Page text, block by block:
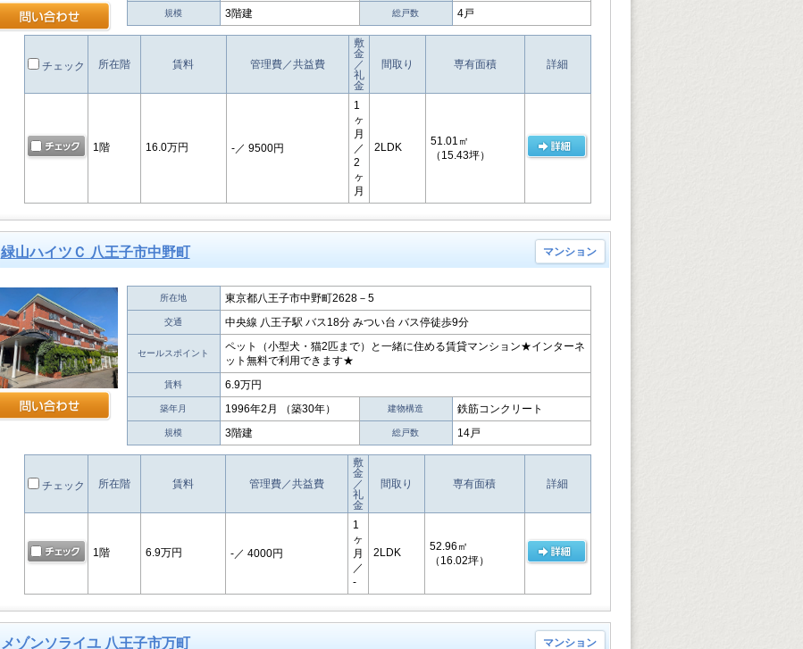
規模 3階建 総戸数 4戸
チェック 所在階 賃料 管理費／共益費
敷
金
／
礼
金
間取り 専有面積 詳細
1階 16.0万円 -／ 9500円
1
ヶ
月
／
2
ヶ
月
2LDK
51.01㎡
（15.43坪）
緑山ハイツＣ 八王子市中野町 マンション
所在地 東京都八王子市中野町2628－5
交通 中央線 八王子駅 バス18分 みつい台 バス停徒歩9分
セールスポイント
ペット（小型犬・猫2匹まで）と一緒に住める賃貸マンション★インターネ
ット無料で利用できます★
賃料 6.9万円
築年月 1996年2月 （築30年） 建物構造 鉄筋コンクリート
規模 3階建 総戸数 14戸
チェック 所在階 賃料 管理費／共益費
敷
金
／
礼
金
間取り 専有面積 詳細
1階 6.9万円 -／ 4000円
1
ヶ
月
／
-
2LDK
52.96㎡
（16.02坪）
メゾンソライユ 八王子市万町 マンション